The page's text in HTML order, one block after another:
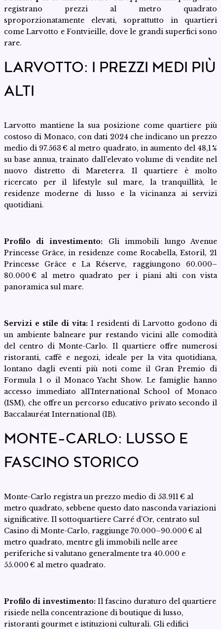
registrano prezzi al metro quadrato
sproporzionatamente elevati, soprattutto in quartieri
come Larvotto e Fontvieille, dove le grandi superfici sono
rare.
LARVOTTO: I PREZZI MEDI PIÙ
ALTI
Larvotto mantiene la sua posizione come quartiere più
costoso di Monaco, con dati 2024 che indicano un prezzo
medio di 97.563 € al metro quadrato, in aumento del 48,1 %
su base annua, trainato dall’elevato volume di vendite nel
nuovo distretto di Mareterra. Il quartiere è molto
ricercato per il lifestyle sul mare, la tranquillità, le
residenze moderne di lusso e la vicinanza ai servizi
quotidiani.
Profilo di investimento: Gli immobili lungo Avenue
Princesse Grâce, in residenze come Rocabella, Estoril, 21
Princesse Grâce e La Réserve, raggiungono 60.000–
80.000 € al metro quadrato per i piani alti con vista
panoramica sul mare.
Servizi e stile di vita: I residenti di Larvotto godono di
un ambiente balneare pur restando vicini alle comodità
del centro di Monte-Carlo. Il quartiere offre numerosi
ristoranti, caffè e negozi, ideale per la vita quotidiana,
lontano dagli eventi più noti come il Gran Premio di
Formula 1 o il Monaco Yacht Show. Le famiglie hanno
accesso immediato all’International School of Monaco
(ISM), che offre un percorso educativo privato secondo il
Baccalauréat International (IB).
MONTE-CARLO: LUSSO E
FASCINO STORICO
Monte-Carlo registra un prezzo medio di 53.911 € al
metro quadrato, sebbene questo dato nasconda variazioni
significative. Il sottoquartiere Carré d’Or, centrato sul
Casino di Monte-Carlo, raggiunge 70.000–90.000 € al
metro quadrato, mentre gli immobili nelle aree
periferiche si valutano generalmente tra 40.000 e
55.000 € al metro quadrato.
Profilo di investimento: Il fascino duraturo del quartiere
risiede nella concentrazione di boutique di lusso,
ristoranti gourmet e istituzioni culturali. Gli edifici